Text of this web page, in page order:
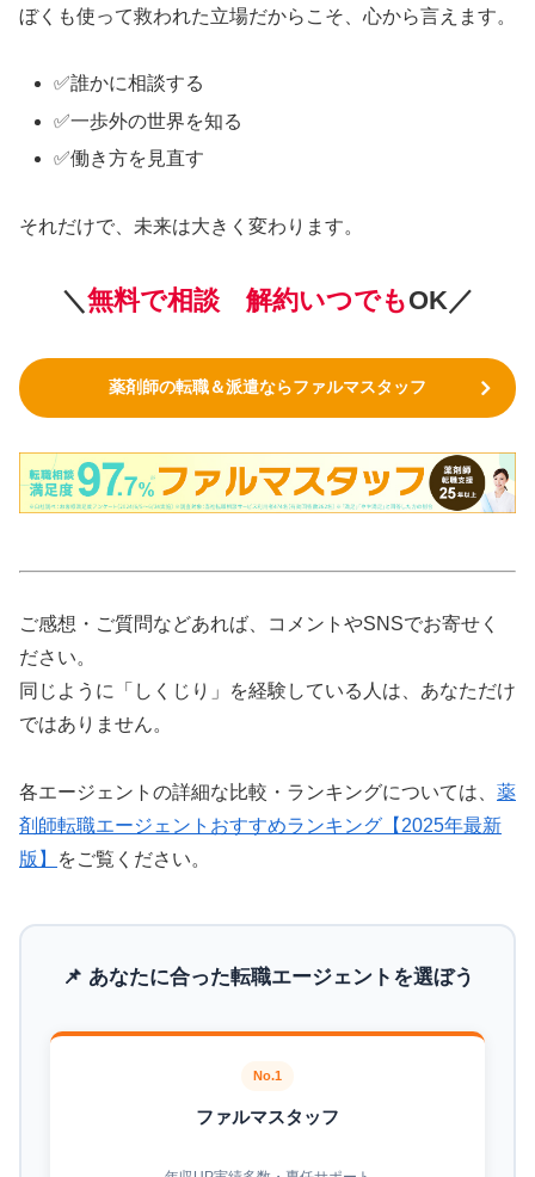
ぼくも使って救われた立場だからこそ、心から言えます。
✅誰かに相談する
✅一歩外の世界を知る
✅働き方を見直す
それだけで、未来は大きく変わります。
＼無料で相談 解約いつでもOK／
薬剤師の転職＆派遣ならファルマスタッフ
ご感想・ご質問などあれば、コメントやSNSでお寄せく
ださい。
同じように「しくじり」を経験している人は、あなただけ
ではありません。
各エージェントの詳細な比較・ランキングについては、 薬
剤師転職エージェントおすすめランキング【2025年最新
版】
をご覧ください。
📌 あなたに合った転職エージェントを選ぼう
No.1
ファルマスタッフ